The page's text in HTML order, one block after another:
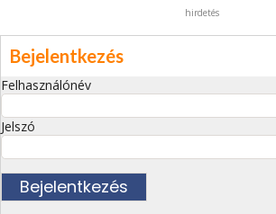
hirdetés
Bejelentkezés
Felhasználónév
Jelszó